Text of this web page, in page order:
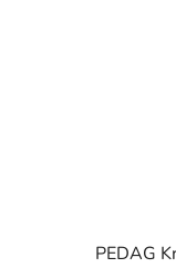
PEDAG